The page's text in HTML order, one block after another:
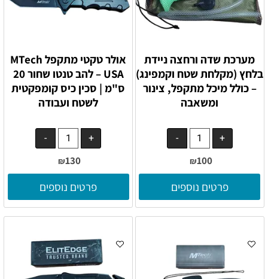
מערכת שדה ורחצה ניידת
בלחץ (מקלחת שטח וקמפינג)
– כולל מיכל מתקפל, צינור
ומשאבה
₪100
פרטים נוספים
אולר טקטי מתקפל MTech
USA – להב טנטו שחור 20
ס"מ | סכין כיס קומפקטית
לשטח ועבודה
₪130
פרטים נוספים